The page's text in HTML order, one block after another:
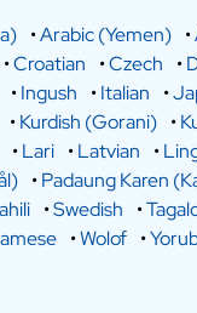
•Arabic (Yemen) •
•Croatian •Czech •
•Ingush •Italian •
•Kurdish (Gorani) •
•Lari •Latvian •
•Padaung Karen
•Swedish •
•Wolof •